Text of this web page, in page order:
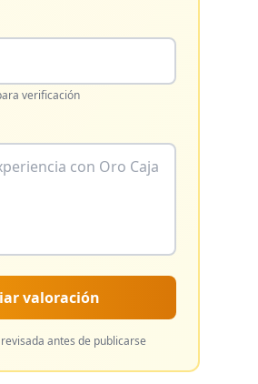
verificación
valoración
antes de publicarse